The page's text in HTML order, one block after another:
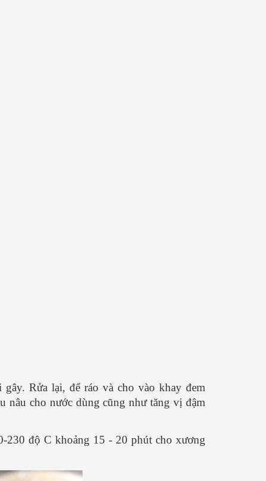
Rửa lại, để ráo và cho vào khay đem
nâu cho nước dùng cũng như tăng vị đậm
230 độ C khoảng 15 - 20 phút cho xương